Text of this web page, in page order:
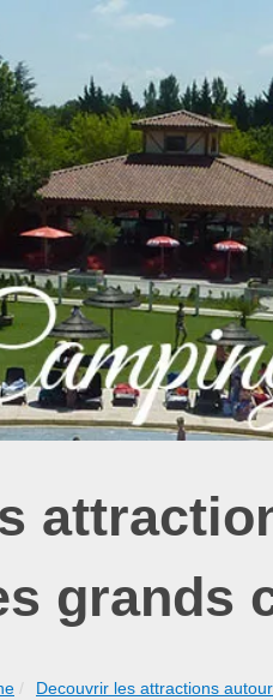
grands
Decouvrir les attractions